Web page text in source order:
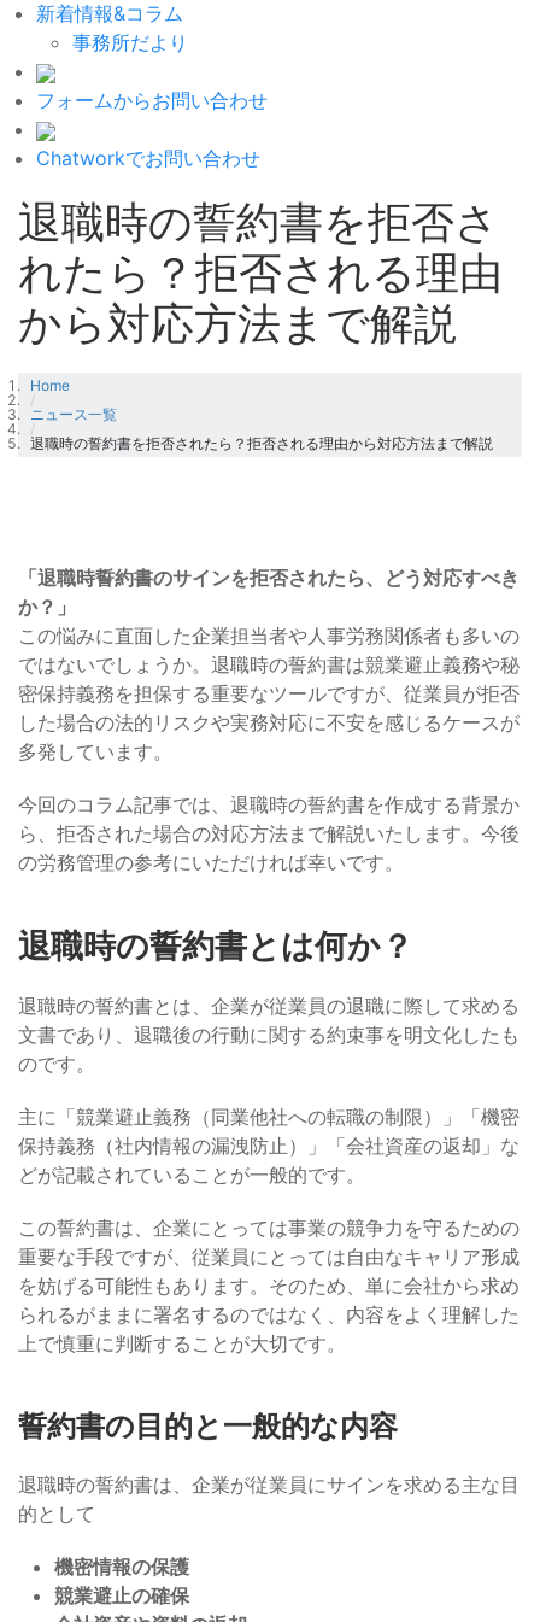
新着情報&コラム
事務所だより
フォームからお問い合わせ
Chatworkでお問い合わせ
退職時の誓約書を拒否さ
れたら？拒否される理由
から対応方法まで解説
Home
/
ニュース一覧
/
退職時の誓約書を拒否されたら？拒否される理由から対応方法まで解説
「退職時誓約書のサインを拒否されたら、どう対応すべき
か？」
この悩みに直面した企業担当者や人事労務関係者も多いの
ではないでしょうか。退職時の誓約書は競業避止義務や秘
密保持義務を担保する重要なツールですが、従業員が拒否
した場合の法的リスクや実務対応に不安を感じるケースが
多発しています。
今回のコラム記事では、退職時の誓約書を作成する背景か
ら、拒否された場合の対応方法まで解説いたします。今後
の労務管理の参考にいただければ幸いです。
退職時の誓約書とは何か？
退職時の誓約書とは、企業が従業員の退職に際して求める
文書であり、退職後の行動に関する約束事を明文化したも
のです。
主に「競業避止義務（同業他社への転職の制限）」「機密
保持義務（社内情報の漏洩防止）」「会社資産の返却」な
どが記載されていることが一般的です。
この誓約書は、企業にとっては事業の競争力を守るための
重要な手段ですが、従業員にとっては自由なキャリア形成
を妨げる可能性もあります。そのため、単に会社から求め
られるがままに署名するのではなく、内容をよく理解した
上で慎重に判断することが大切です。
誓約書の目的と一般的な内容
退職時の誓約書は、企業が従業員にサインを求める主な目
的として
機密情報の保護
競業避止の確保